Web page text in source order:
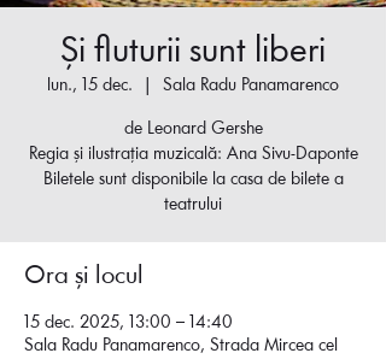
Și fluturii sunt liberi
lun., 15 dec. Sala Radu Panamarenco
de Leonard Gershe
Regia și ilustrația muzicală: Ana Sivu-Daponte
Biletele sunt disponibile la casa de bilete a
teatrului
Ora și locul
15 dec. 2025, 13:00 – 14:40
Sala Radu Panamarenco, Strada Mircea cel